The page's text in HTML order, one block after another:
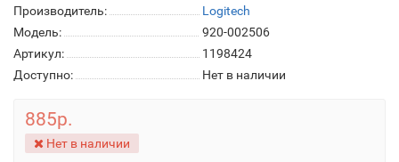
Производитель:
Logitech
Модель:
920-002506
Артикул:
1198424
Доступно:
Нет в наличии
885р.
Нет в наличии